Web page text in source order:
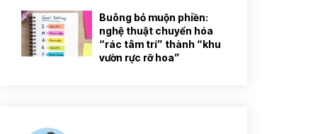
Buông bỏ muộn phiền:
nghệ thuật chuyển hóa
“rác tâm trí” thành “khu
vườn rực rỡ hoa”